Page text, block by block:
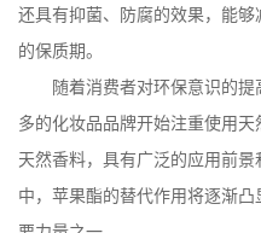
还具有抑菌、防腐的效果，能
的保质期。
随着消费者对环保意识的
多的化妆品品牌开始注重使用
天然香料，具有广泛的应用前
中，苹果酯的替代作用将逐渐